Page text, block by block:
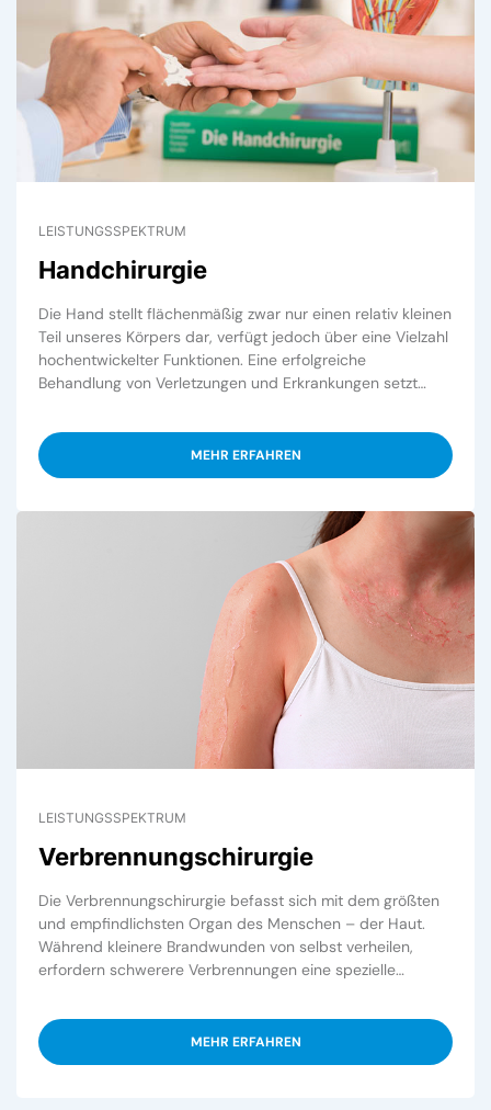
LEISTUNGSSPEKTRUM
Handchirurgie
Die Hand stellt flächenmäßig zwar nur einen relativ kleinen
Teil unseres Körpers dar, verfügt jedoch über eine Vielzahl
hochentwickelter Funktionen. Eine erfolgreiche
Behandlung von Verletzungen und Erkrankungen setzt…
MEHR ERFAHREN
LEISTUNGSSPEKTRUM
Verbrennungschirurgie
Die Verbrennungschirurgie befasst sich mit dem größten
und empfindlichsten Organ des Menschen – der Haut.
Während kleinere Brandwunden von selbst verheilen,
erfordern schwerere Verbrennungen eine spezielle…
MEHR ERFAHREN